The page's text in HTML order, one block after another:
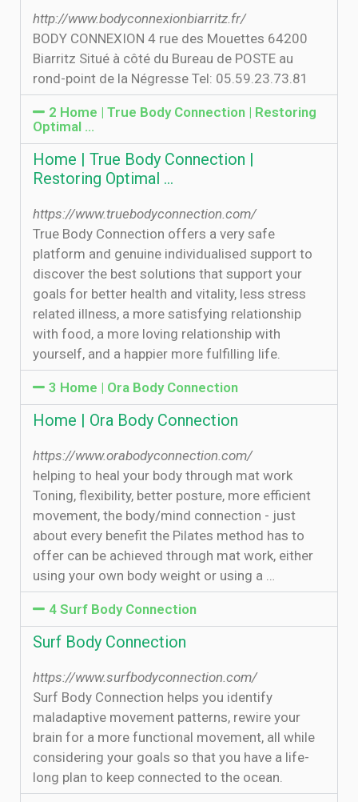
http://www.bodyconnexionbiarritz.fr/
BODY CONNEXION 4 rue des Mouettes 64200
Biarritz Situé à côté du Bureau de POSTE au
rond-point de la Négresse Tel: 05.59.23.73.81
2 Home | True Body Connection | Restoring
Optimal …
Home | True Body Connection |
Restoring Optimal …
https://www.truebodyconnection.com/
True Body Connection offers a very safe
platform and genuine individualised support to
discover the best solutions that support your
goals for better health and vitality, less stress
related illness, a more satisfying relationship
with food, a more loving relationship with
yourself, and a happier more fulfilling life.
3 Home | Ora Body Connection
Home | Ora Body Connection
https://www.orabodyconnection.com/
helping to heal your body through mat work
Toning, flexibility, better posture, more efficient
movement, the body/mind connection - just
about every benefit the Pilates method has to
offer can be achieved through mat work, either
using your own body weight or using a …
4 Surf Body Connection
Surf Body Connection
https://www.surfbodyconnection.com/
Surf Body Connection helps you identify
maladaptive movement patterns, rewire your
brain for a more functional movement, all while
considering your goals so that you have a life-
long plan to keep connected to the ocean.